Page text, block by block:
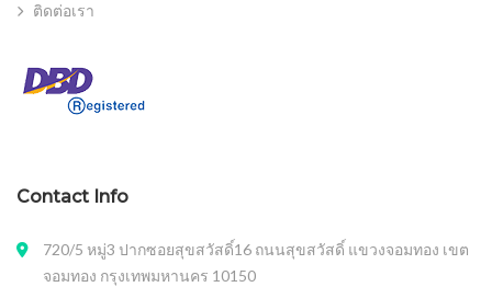
ติดต่อเรา
Contact Info
720/5 หมู่3 ปากซอยสุขสวัสดิ์16 ถนนสุขสวัสดิ์ แขวงจอมทอง เขต
จอมทอง กรุงเทพมหานคร 10150